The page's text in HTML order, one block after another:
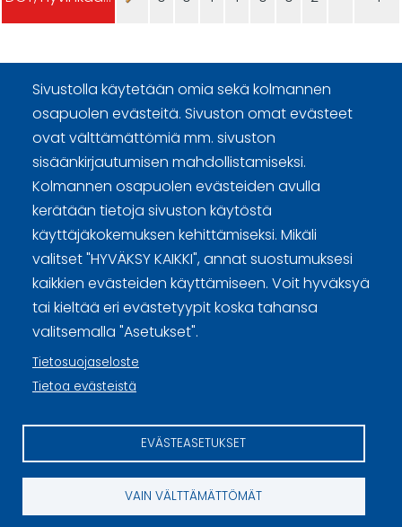
Sivustolla käytetään omia sekä kolmannen
osapuolen evästeitä. Sivuston omat evästeet
ovat välttämättömiä mm. sivuston
sisäänkirjautumisen mahdollistamiseksi.
Kolmannen osapuolen evästeiden avulla
kerätään tietoja sivuston käytöstä
käyttäjäkokemuksen kehittämiseksi. Mikäli
valitset "HYVÄKSY KAIKKI", annat suostumuksesi
kaikkien evästeiden käyttämiseen. Voit hyväksyä
tai kieltää eri evästetyypit koska tahansa
valitsemalla "Asetukset".
Tietosuojaseloste
Tietoa evästeistä
EVÄSTEASETUKSET
VAIN VÄLTTÄMÄTTÖMÄT
Curling Finland
Curling.fi
Curling Finland
Sivuston käyttöehdot ja sisällön käyttöoikeudet
Tietosuojaselosteet